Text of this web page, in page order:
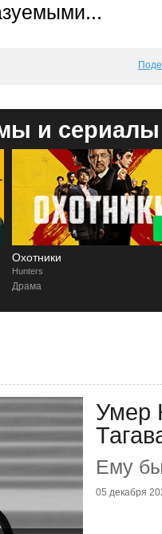
и сериалы
Охотники
Hunters
Драма
Умер
Ему
05 декабря